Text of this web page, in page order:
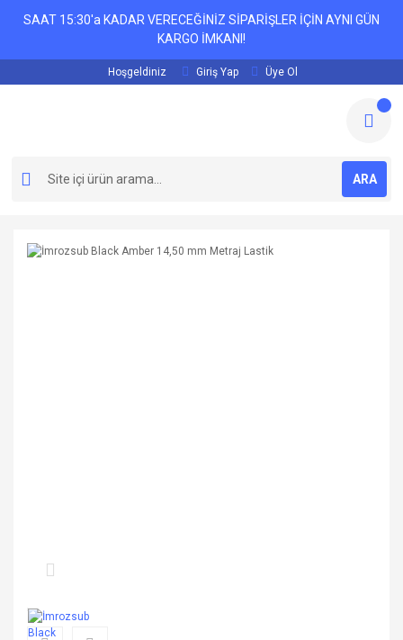
SAAT 15:30'a KADAR VERECEĞİNİZ SİPARİŞLER İÇİN AYNI GÜN
KARGO İMKANI!
Hoşgeldiniz Giriş Yap Üye Ol
ARA